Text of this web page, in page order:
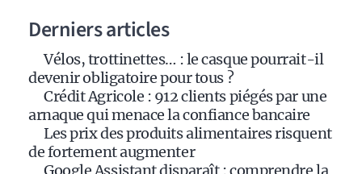
Derniers articles
Vélos, trottinettes… : le casque pourrait-il
devenir obligatoire pour tous ?
Crédit Agricole : 912 clients piégés par une
arnaque qui menace la confiance bancaire
Les prix des produits alimentaires risquent
de fortement augmenter